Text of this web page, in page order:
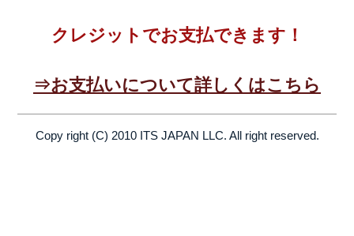
クレジットでお支払できます！
⇒お支払いについて詳しくはこちら
Copy right (C) 2010 ITS JAPAN LLC. All right reserved.